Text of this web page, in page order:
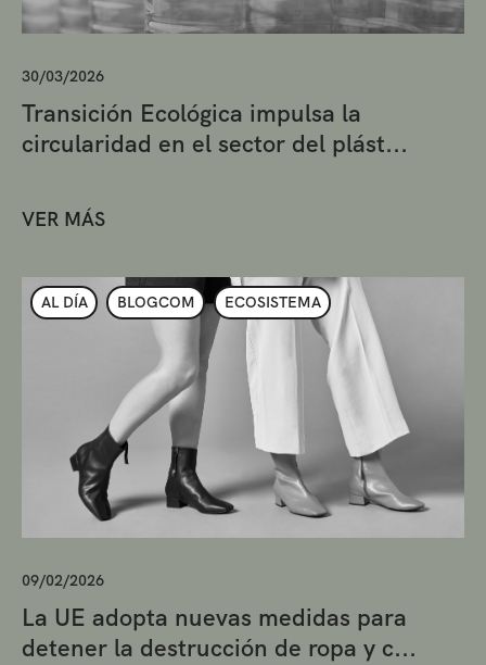
30/03/2026
Transición Ecológica impulsa la
circularidad en el sector del plást...
VER MÁS
AL DÍA BLOGCOM ECOSISTEMA
09/02/2026
La UE adopta nuevas medidas para
detener la destrucción de ropa y c...